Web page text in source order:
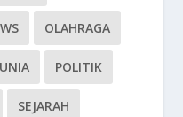
OLAHRAGA
POLITIK
SEJARAH